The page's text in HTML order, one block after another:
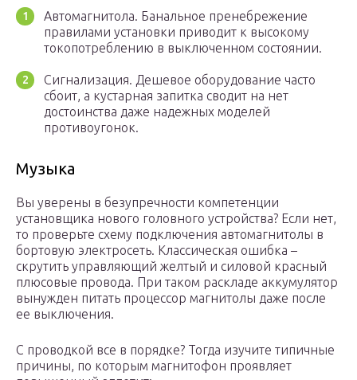
Автомагнитола. Банальное пренебрежение
правилами установки приводит к высокому
токопотреблению в выключенном состоянии.
Сигнализация. Дешевое оборудование часто
сбоит, а кустарная запитка сводит на нет
достоинства даже надежных моделей
противоугонок.
Музыка
Вы уверены в безупречности компетенции
установщика нового головного устройства? Если нет,
то проверьте схему подключения автомагнитолы в
бортовую электросеть. Классическая ошибка –
скрутить управляющий желтый и силовой красный
плюсовые провода. При таком раскладе аккумулятор
вынужден питать процессор магнитолы даже после
ее выключения.
С проводкой все в порядке? Тогда изучите типичные
причины, по которым магнитофон проявляет